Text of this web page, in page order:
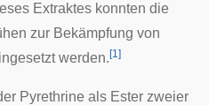
Extraktes konnten die
zur Bekämpfung von
werden. [1]
Pyrethrine als Ester zweier